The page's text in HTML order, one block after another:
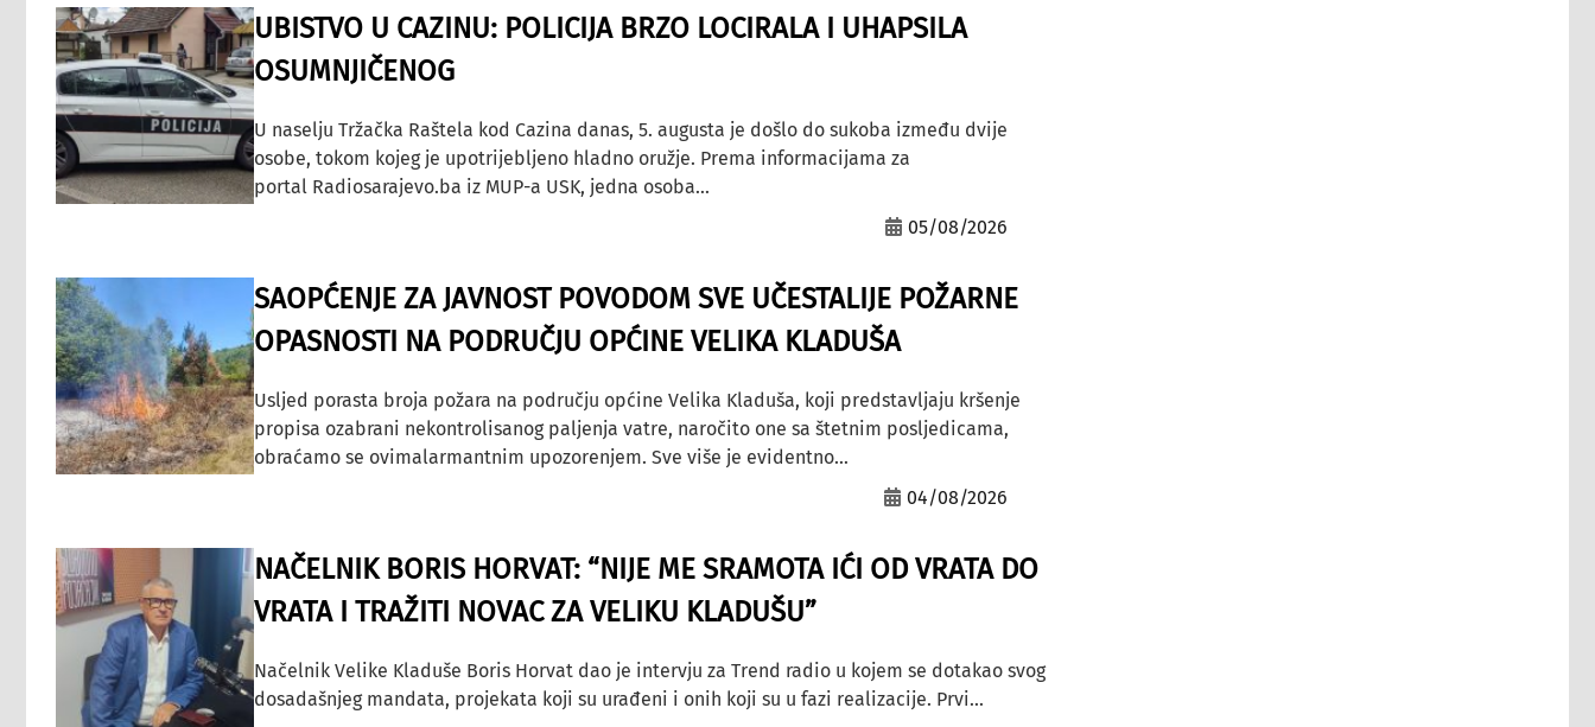
UBISTVO U CAZINU: POLICIJA BRZO LOCIRALA I UHAPSILA
OSUMNJIČENOG
U naselju Tržačka Raštela kod Cazina danas, 5. augusta je došlo do sukoba između dvije
osobe, tokom kojeg je upotrijebljeno hladno oružje. Prema informacijama za
portal Radiosarajevo.ba iz MUP-a USK, jedna osoba...
05/08/2026
SAOPĆENJE ZA JAVNOST POVODOM SVE UČESTALIJE POŽARNE
OPASNOSTI NA PODRUČJU OPĆINE VELIKA KLADUŠA
Usljed porasta broja požara na području općine Velika Kladuša, koji predstavljaju kršenje
propisa ozabrani nekontrolisanog paljenja vatre, naročito one sa štetnim posljedicama,
obraćamo se ovimalarmantnim upozorenjem. Sve više je evidentno...
04/08/2026
NAČELNIK BORIS HORVAT: “NIJE ME SRAMOTA IĆI OD VRATA DO
VRATA I TRAŽITI NOVAC ZA VELIKU KLADUŠU”
Načelnik Velike Kladuše Boris Horvat dao je intervju za Trend radio u kojem se dotakao svog
dosadašnjeg mandata, projekata koji su urađeni i onih koji su u fazi realizacije. Prvi...